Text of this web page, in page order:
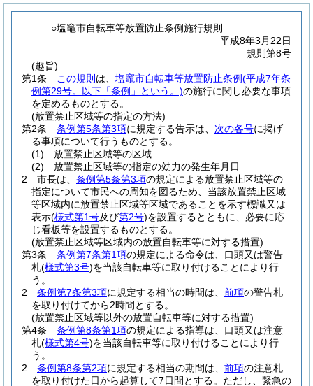
○塩竈市自転車等放置防止条例施行規則
平成8年3月22日
規則第8号
(趣旨)
第1条
この規則 は、 塩竈市自転車等放置防止条例(平成7年条
例第29号。以下「条例」という。)の施行に関し必要な事項
を定めるものとする。
(放置禁止区域等の指定の方法)
第2条
条例第5条第3項に規定する告示は、 次の各号に掲げ
る事項について行うものとする。
(1)
放置禁止区域等の区域
(2)
放置禁止区域等の指定の効力の発生年月日
2
市長は、 条例第5条第3項の規定による放置禁止区域等の
指定について市民への周知を図るため、当該放置禁止区域
等区域内に放置禁止区域等区域であることを示す標識又は
表示(様式第1号及び第2号)を設置するとともに、必要に応
じ看板等を設置するものとする。
(放置禁止区域等区域内の放置自転車等に対する措置)
第3条
条例第7条第1項の規定による命令は、口頭又は警告
札(様式第3号)を当該自転車等に取り付けることにより行
う。
2
条例第7条第3項に規定する相当の時間は、 前項の警告札
を取り付けてから2時間とする。
(放置禁止区域等以外の放置自転車等に対する措置)
第4条
条例第8条第1項の規定による指導は、口頭又は注意
札(様式第4号)を当該自転車等に取り付けることにより行
う。
2
条例第8条第2項に規定する相当の期間は、 前項の注意札
を取り付けた日から起算して7日間とする。 ただし、緊急の